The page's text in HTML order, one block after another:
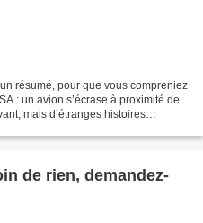
résumé, pour que vous compreniez
: un avion s’écrase à proximité de
mais d’étranges histoires
de rien, demandez-